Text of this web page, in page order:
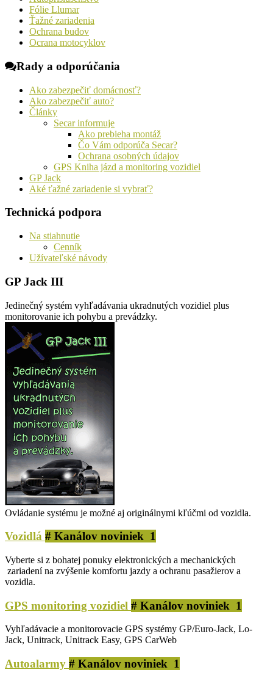
Fólie Llumar
Ťažné zariadenia
Ochrana budov
Ocrana motocyklov
Rady a odporúčania
Ako zabezpečiť domácnosť?
Ako zabezpečiť auto?
Články
Secar informuje
Ako prebieha montáž
Čo Vám odporúča Secar?
Ochrana osobných údajov
GPS Kniha jázd a monitoring vozidiel
GP Jack
Aké ťažné zariadenie si vybrať?
Technická podpora
Na stiahnutie
Cenník
Užívateľské návody
GP Jack III
Jedinečný systém vyhľadávania ukradnutých vozidiel plus
monitorovanie ich pohybu a prevádzky.
Ovládanie systému je možné aj originálnymi kľúčmi od vozidla.
Vozidlá # Kanálov noviniek 1
Vyberte si z bohatej ponuky elektronických a mechanických
zariadení na zvýšenie komfortu jazdy a ochranu pasažierov a
vozidla.
GPS monitoring vozidiel # Kanálov noviniek 1
Vyhľadávacie a monitorovacie GPS systémy GP/Euro-Jack, Lo-
Jack, Unitrack, Unitrack Easy, GPS CarWeb
Autoalarmy # Kanálov noviniek 1